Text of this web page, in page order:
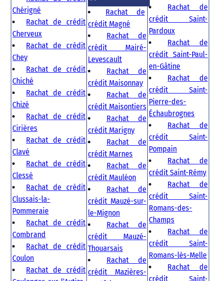
Chérigné
Rachat de crédit
Cherveux
Rachat de crédit
Chey
Rachat de crédit
Chiché
Rachat de crédit
Chizé
Rachat de crédit
Cirières
Rachat de crédit
Clavé
Rachat de crédit
Clessé
Rachat de crédit
Clussais-la-
Pommeraie
Rachat de crédit
Combrand
Rachat de crédit
Coulon
Rachat de crédit
Rachat de
crédit Magné
Rachat de
crédit Mairé-
Levescault
Rachat de
crédit Maisonnay
Rachat de
crédit Maisontiers
Rachat de
crédit Marigny
Rachat de
crédit Marnes
Rachat de
crédit Mauléon
Rachat de
crédit Mauzé-sur-
le-Mignon
Rachat de
crédit Mauzé-
Thouarsais
Rachat de
crédit Mazières-
Rachat de
crédit Saint-
Pardoux
Rachat de
crédit Saint-Paul-
en-Gâtine
Rachat de
crédit Saint-
Pierre-des-
Échaubrognes
Rachat de
crédit Saint-
Pompain
Rachat de
crédit Saint-Rémy
Rachat de
crédit Saint-
Romans-des-
Champs
Rachat de
crédit Saint-
Romans-lès-Melle
Rachat de
crédit Saint-